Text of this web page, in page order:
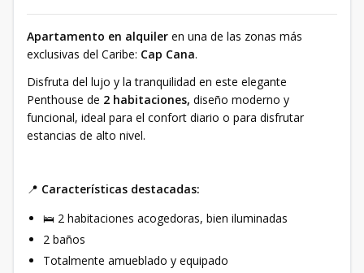
Apartamento en alquiler en una de las zonas más
exclusivas del Caribe: Cap Cana.
Disfruta del lujo y la tranquilidad en este elegante
Penthouse de 2 habitaciones, diseño moderno y
funcional, ideal para el confort diario o para disfrutar
estancias de alto nivel.
📍 Características destacadas:
🛌 2 habitaciones acogedoras, bien iluminadas
2 baños
Totalmente amueblado y equipado